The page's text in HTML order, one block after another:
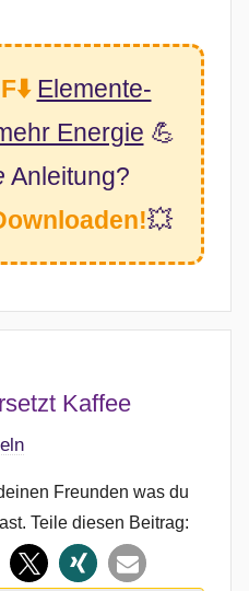
Elemente-
Energie 💪
Anleitung?
💥
Kaffee
Freunden was du
Teile diesen Beitrag: